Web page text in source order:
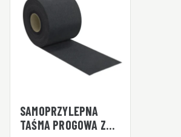
SAMOPRZYLEPNA
TAŚMA PROGOWA Z